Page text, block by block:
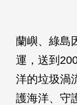
蘭嶼、綠島
運，送到
洋的垃圾渦
護海洋、守